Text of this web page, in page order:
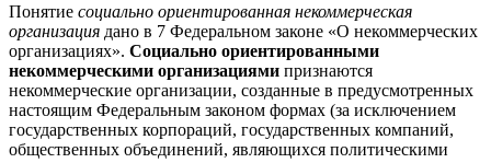
Понятие социально ориентированная некоммерческая
организация дано в 7 Федеральном законе «О некоммерческих
организациях». Социально ориентированными
некоммерческими организациями признаются
некоммерческие организации, созданные в предусмотренных
настоящим Федеральным законом формах (за исключением
государственных корпораций, государственных компаний,
общественных объединений, являющихся политическими